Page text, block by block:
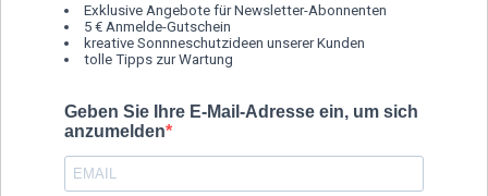
Exklusive Angebote für Newsletter-Abonnenten
5 € Anmelde-Gutschein
kreative Sonnneschutzideen unserer Kunden
tolle Tipps zur Wartung
Geben Sie Ihre E-Mail-Adresse ein, um sich
anzumelden